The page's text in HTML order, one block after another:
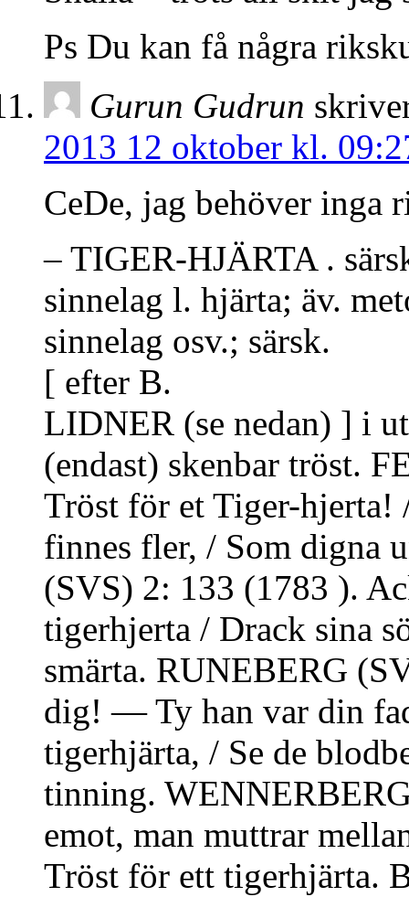
Ps Du kan få några
Gurun Gudrun
2013 12 oktober kl.
CeDe, jag behöver inga
– TIGER-HJÄRTA .
sinnelag l. hjärta; äv.
sinnelag osv.; särsk.
[ efter B.
LIDNER (se nedan) ] i
(endast) skenbar tröst.
Tröst för et Tiger-hjerta!
finnes fler, / Som digna
(SVS) 2: 133 (1783 ).
tigerhjerta / Drack sina
smärta. RUNEBERG
dig! — Ty han var din
tigerhjärta, / Se de
tinning.
emot, man muttrar
Tröst för ett tigerhjärta.